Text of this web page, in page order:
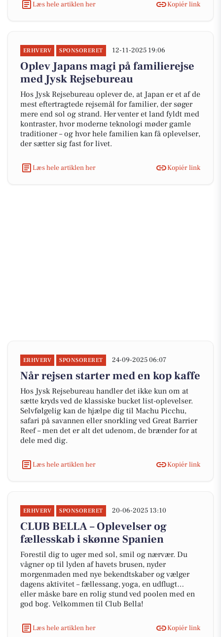
Læs hele artiklen her
Kopiér link
ERHVERV SPONSORERET 12-11-2025 19:06
Oplev Japans magi på familierejse
med Jysk Rejsebureau
Hos Jysk Rejsebureau oplever de, at Japan er et af de
mest eftertragtede rejsemål for familier, der søger
mere end sol og strand. Her venter et land fyldt med
kontraster, hvor moderne teknologi møder gamle
traditioner – og hvor hele familien kan få oplevelser,
der sætter sig fast for livet.
Læs hele artiklen her Kopiér link
ERHVERV SPONSORERET 24-09-2025 06:07
Når rejsen starter med en kop kaffe
Hos Jysk Rejsebureau handler det ikke kun om at
sætte kryds ved de klassiske bucket list-oplevelser.
Selvfølgelig kan de hjælpe dig til Machu Picchu,
safari på savannen eller snorkling ved Great Barrier
Reef – men det er alt det udenom, de brænder for at
dele med dig.
Læs hele artiklen her Kopiér link
ERHVERV SPONSORERET 20-06-2025 13:10
CLUB BELLA – Oplevelser og
fællesskab i skønne Spanien
Forestil dig to uger med sol, smil og nærvær. Du
vågner op til lyden af havets brusen, nyder
morgenmaden med nye bekendtskaber og vælger
dagens aktivitet – fællessang, yoga, en udflugt…
eller måske bare en rolig stund ved poolen med en
god bog. Velkommen til Club Bella!
Læs hele artiklen her Kopiér link